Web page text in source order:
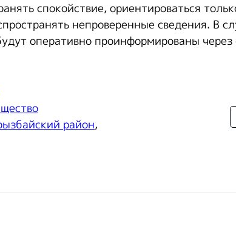
спокойствие, ориентироваться
непроверенные сведения. В
оперативно проинформированы
район,